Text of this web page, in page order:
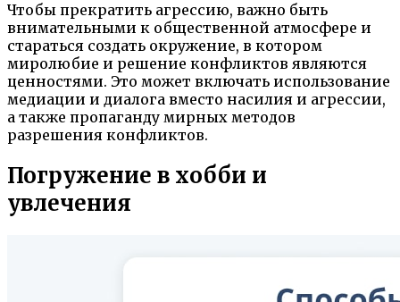
Чтобы прекратить агрессию, важно быть
внимательными к общественной атмосфере и
стараться создать окружение, в котором
миролюбие и решение конфликтов являются
ценностями. Это может включать использование
медиации и диалога вместо насилия и агрессии,
а также пропаганду мирных методов
разрешения конфликтов.
Погружение в хобби и
увлечения